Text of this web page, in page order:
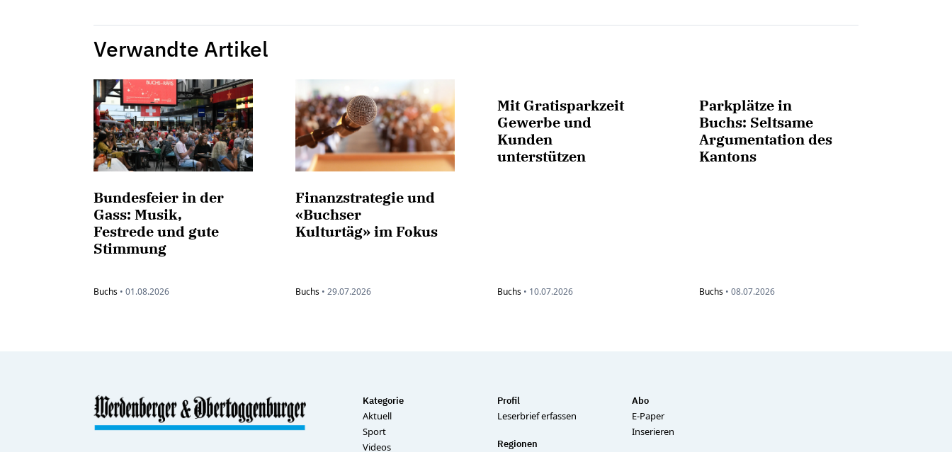
Verwandte Artikel
Bundesfeier in der
Gass: Musik,
Festrede und gute
Stimmung
Buchs • 01.08.2026
Finanzstrategie und
«Buchser
Kulturtäg» im Fokus
Buchs • 29.07.2026
Mit Gratisparkzeit
Gewerbe und
Kunden
unterstützen
Buchs • 10.07.2026
Parkplätze in
Buchs: Seltsame
Argumentation des
Kantons
Buchs • 08.07.2026
Kategorie
Aktuell
Sport
Videos
Profil
Leserbrief erfassen
Regionen
Abo
E-Paper
Inserieren